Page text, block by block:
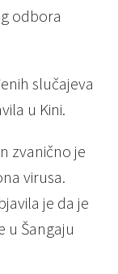
odbora
slučajeva
u Kini.
zvanično je
virusa.
je da je
u Šangaju